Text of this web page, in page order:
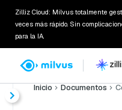
Zilliz Cloud: Milvus totalmente
veces más rápido. Sin
para la IA.
Inicio Documentos